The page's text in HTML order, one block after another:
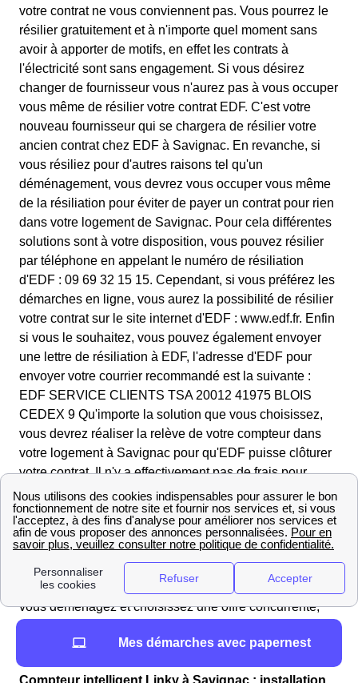
votre contrat ne vous conviennent pas. Vous pourrez le
résilier gratuitement et à n'importe quel moment sans
avoir à apporter de motifs, en effet les contrats à
l'électricité sont sans engagement. Si vous désirez
changer de fournisseur vous n'aurez pas à vous occuper
vous même de résilier votre contrat EDF. C'est votre
nouveau fournisseur qui se chargera de résilier votre
ancien contrat chez EDF à Savignac. En revanche, si
vous résiliez pour d'autres raisons tel qu'un
déménagement, vous devrez vous occuper vous même
de la résiliation pour éviter de payer un contrat pour rien
dans votre logement de Savignac. Pour cela différentes
solutions sont à votre disposition, vous pouvez résilier
par téléphone en appelant le numéro de résiliation
d'EDF : 09 69 32 15 15. Cependant, si vous préférez les
démarches en ligne, vous aurez la possibilité de résilier
votre contrat sur le site internet d'EDF : www.edf.fr. Enfin
si vous le souhaitez, vous pouvez également envoyer
une lettre de résiliation à EDF, l'adresse d'EDF pour
envoyer votre courrier recommandé est la suivante :
EDF SERVICE CLIENTS TSA 20012 41975 BLOIS
CEDEX 9 Qu'importe la solution que vous choisissez,
vous devrez réaliser la relève de votre compteur dans
votre logement à Savignac pour qu'EDF puisse clôturer
votre contrat. Il n'y a effectivement pas de frais pour
résilier un contrat à l'électricité d'EDF, vous n'aurez qu'à
régler une facture de régularisation, ce qui est tout à fait
normal lors de la fermeture d'un contrat d'électricité dans
le 12200 et dans toute la France. Mais quand est-ce que
vous devez résilier ce contrat ? C'est vous qui
choisissez, lorsque vous changez de fournisseur ou que
vous déménagez et choisissez une offre concurrente,
nouveau contrat.
Mes démarches avec papernest